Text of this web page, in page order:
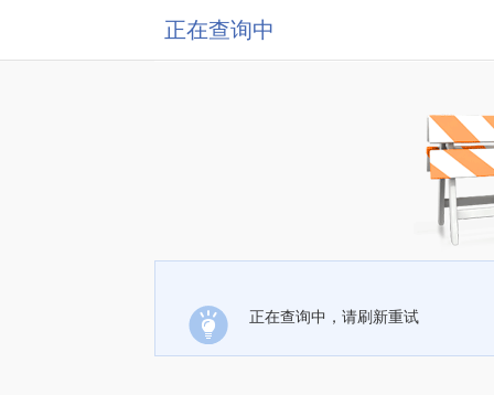
正在查询中
正在查询中，请刷新重试